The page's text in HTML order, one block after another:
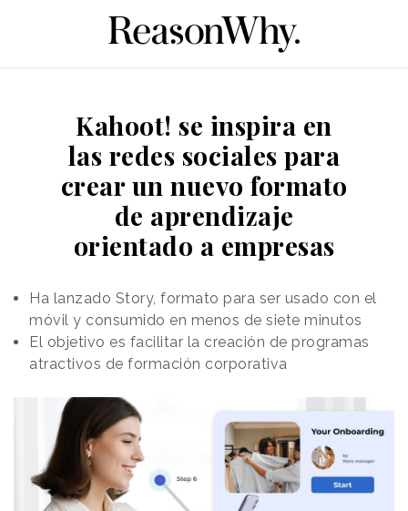
Kahoot! se inspira en
las redes sociales para
crear un nuevo formato
de aprendizaje
orientado a empresas
Ha lanzado Story, formato para ser usado con el
móvil y consumido en menos de siete minutos
El objetivo es facilitar la creación de programas
atractivos de formación corporativa